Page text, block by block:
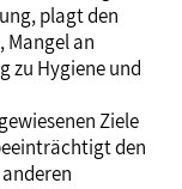
plagt den
an
zu Hygiene und
Ziele
den